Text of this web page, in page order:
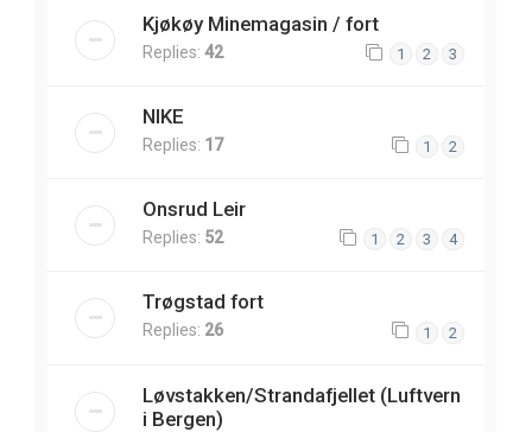
Kjøkøy Minemagasin / fort
Replies: 42 1 2 3
NIKE
Replies: 17 1 2
Onsrud Leir
Replies: 52 1 2 3 4
Trøgstad fort
Replies: 26 1 2
Løvstakken/Strandafjellet (Luftvern
i Bergen)